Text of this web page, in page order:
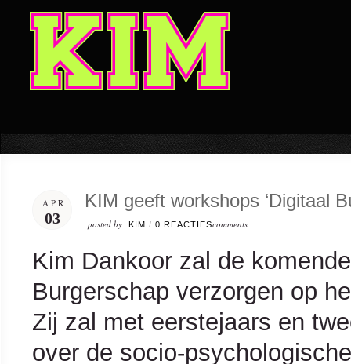
APR
03
KIM geeft workshops ‘Digitaal
posted by KIM / 0 REACTIEScomments
Kim Dankoor zal de
Burgerschap verzorgen op
Zij zal met eerstejaars en
over de socio-